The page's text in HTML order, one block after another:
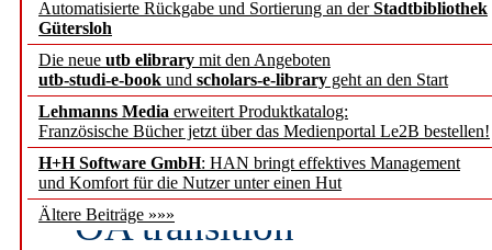
Automatisierte Rückgabe und Sortierung an derStadtbibliothek
Gütersloh
Die neue utb elibrary mit den Angeboten
utb-studi-e-book und scholars-e-library geht an den Start
Lehmanns Media erweitert Produktkatalog:
Französische Bücher jetzt über das Medienportal Le2B bestellen!
H+H Software GmbH: HAN bringt effektives Management
und Komfort für die Nutzer unter einen Hut
Ältere Beiträge »»»
Bayerns digitale
Schulwandbilder aus
Fifth Open Access
transformative
OA transition